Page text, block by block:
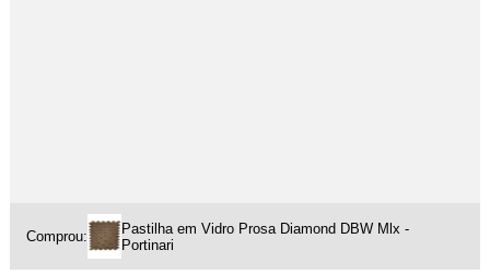
Comprou:
Pastilha em Vidro Prosa Diamond DBW Mlx -
Portinari